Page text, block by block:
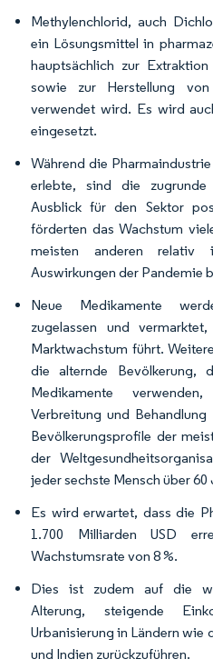
Methylenchlorid, auch
ein Lösungsmittel in
hauptsächlich zur
sowie zur Herstellung
verwendet wird. Es wird
eingesetzt.
Während die
erlebte, sind die
Ausblick für den Sektor
förderten das Wachstum
meisten anderen relativ
Auswirkungen der Pandemie
Neue Medikamente
zugelassen und
Marktwachstum führt.
die alternde Bevölkerung,
Medikamente
Verbreitung und
Bevölkerungsprofile der
der
jeder sechste Mensch über 60
Es wird erwartet, dass die
1.700 Milliarden USD
Wachstumsrate von 8 %.
Dies ist zudem auf die
Alterung, steigende
Urbanisierung in Ländern wie
und Indien zurückzuführen.